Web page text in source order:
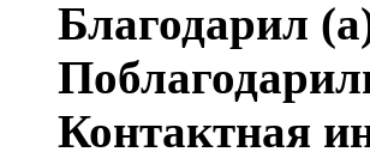
Благодарил
Контактная